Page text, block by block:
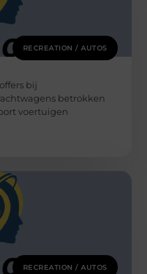
RECREATION / AUTOS
bij
betrokken
voertuigen
RECREATION / AUTOS